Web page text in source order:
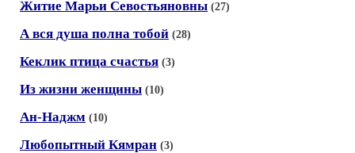
Житие Марьи Севостьяновны (27)
А вся душа полна тобой (28)
Кеклик птица счастья (3)
Из жизни женщины (10)
Ан-Наджм (10)
Любопытный Кямран (3)